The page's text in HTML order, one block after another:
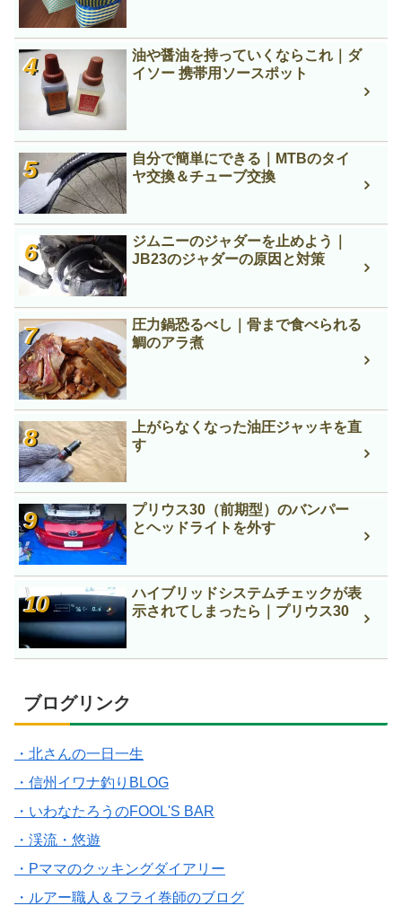
油や醤油を持っていくならこれ｜ダ
イソー 携帯用ソースポット
自分で簡単にできる｜MTBのタイ
ヤ交換＆チューブ交換
ジムニーのジャダーを止めよう｜
JB23のジャダーの原因と対策
圧力鍋恐るべし｜骨まで食べられる
鯛のアラ煮
上がらなくなった油圧ジャッキを直
す
プリウス30（前期型）のバンパー
とヘッドライトを外す
ハイブリッドシステムチェックが表
示されてしまったら｜プリウス30
ブログリンク
・北さんの一日一生
・信州イワナ釣りBLOG
・いわなたろうのFOOL'S BAR
・渓流・悠遊
・Pママのクッキングダイアリー
・ルアー職人＆フライ巻師のブログ